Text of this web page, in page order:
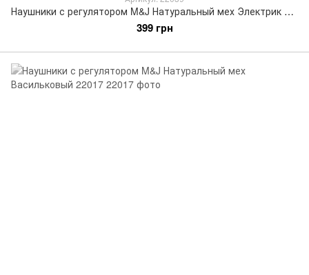
Наушники с регулятором M&J Натуральный мех Электрик 22039
399 грн